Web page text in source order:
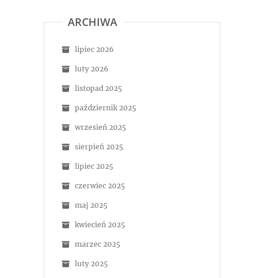
ARCHIWA
lipiec 2026
luty 2026
listopad 2025
październik 2025
wrzesień 2025
sierpień 2025
lipiec 2025
czerwiec 2025
maj 2025
kwiecień 2025
marzec 2025
luty 2025